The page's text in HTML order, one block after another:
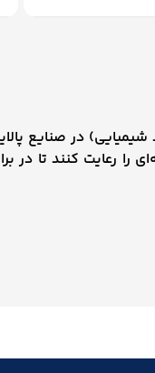
شیمیایی) در صنایع
رعایت کنند تا در